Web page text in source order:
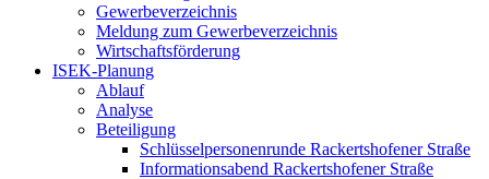
Gewerbeverzeichnis
Meldung zum Gewerbeverzeichnis
Wirtschaftsförderung
ISEK-Planung
Ablauf
Analyse
Beteiligung
Schlüsselpersonenrunde Rackertshofener Straße
Informationsabend Rackertshofener Straße